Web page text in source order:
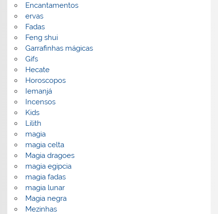
Encantamentos
ervas
Fadas
Feng shui
Garrafinhas mágicas
Gifs
Hecate
Horoscopos
Iemanjá
Incensos
Kids
Lilith
magia
magia celta
Magia dragoes
magia egipcia
magia fadas
magia lunar
Magia negra
Mezinhas